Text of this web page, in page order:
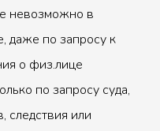
невозможно в
даже по запросу к
о физ.лице
по запросу суда,
следствия или